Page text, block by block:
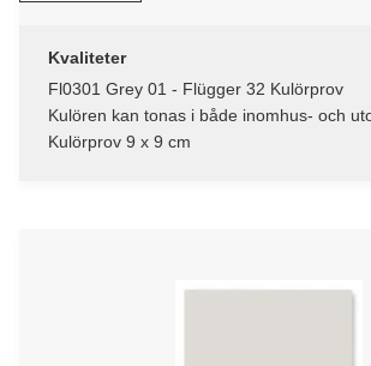
Kvaliteter
Fl0301 Grey 01 - Flügger 32 Kulörprov
Kulören kan tonas i både inomhus- och
Kulörprov 9 x 9 cm